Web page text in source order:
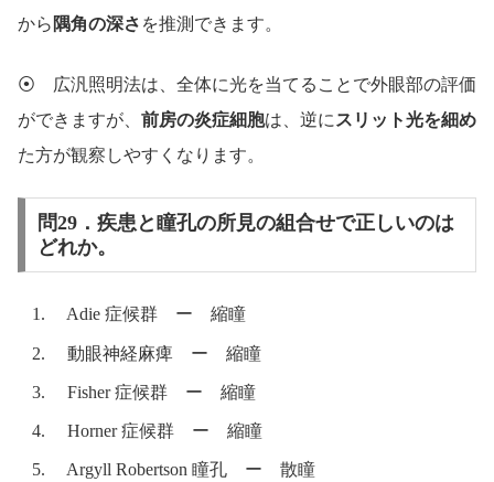
から 隅角の深さ を推測できます。
⦿ 広汎照明法は、全体に光を当てることで外眼部の評価
ができますが、 前房の炎症細胞は、逆に スリット光を細め
た方が観察しやすくなります。
問29．疾患と瞳孔の所見の組合せで正しいのは
どれか。
Adie 症候群 ー 縮瞳
動眼神経麻痺 ー 縮瞳
Fisher 症候群 ー 縮瞳
Horner 症候群 ー 縮瞳
Argyll Robertson 瞳孔 ー 散瞳